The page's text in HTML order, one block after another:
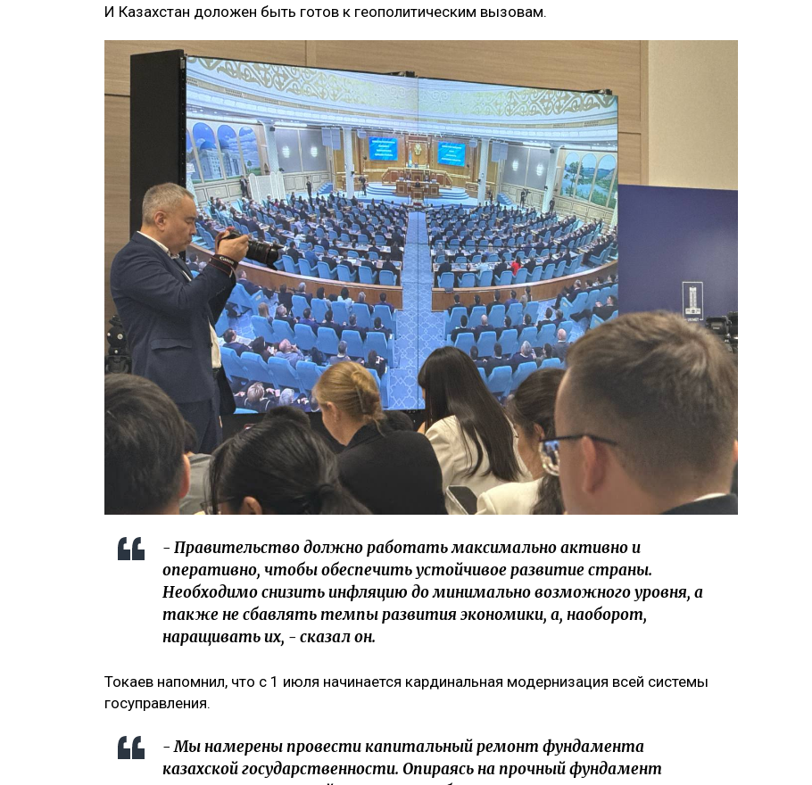
И Казахстан доложен быть готов к геополитическим вызовам.
- Правительство должно работать максимально активно и
оперативно, чтобы обеспечить устойчивое развитие страны.
Необходимо снизить инфляцию до минимально возможного уровня, а
также не сбавлять темпы развития экономики, а, наоборот,
наращивать их, - сказал он.
Токаев напомнил, что с 1 июля начинается кардинальная модернизация всей системы
госуправления.
- Мы намерены провести капитальный ремонт фундамента
казахской государственности. Опираясь на прочный фундамент